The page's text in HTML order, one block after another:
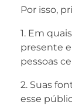
Por isso,
1. Em
presente
pessoas
2. Suas
esse